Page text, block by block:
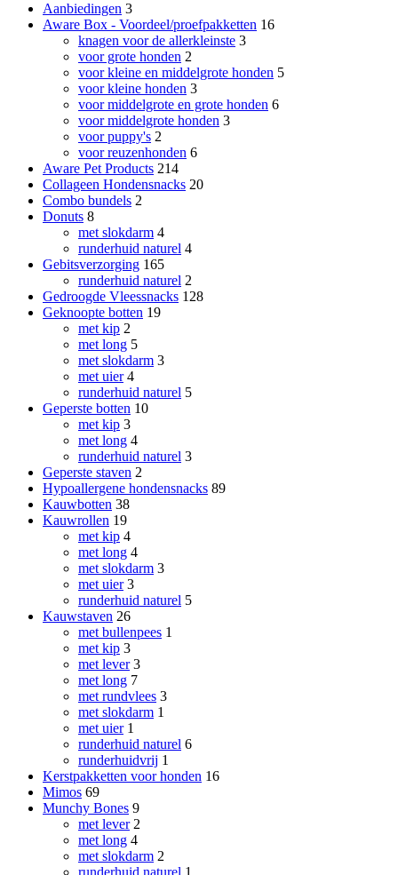
Aanbiedingen 3
Aware Box - Voordeel/proefpakketten 16
knagen voor de allerkleinste 3
voor grote honden 2
voor kleine en middelgrote honden 5
voor kleine honden 3
voor middelgrote en grote honden 6
voor middelgrote honden 3
voor puppy's 2
voor reuzenhonden 6
Aware Pet Products 214
Collageen Hondensnacks 20
Combo bundels 2
Donuts 8
met slokdarm 4
runderhuid naturel 4
Gebitsverzorging 165
runderhuid naturel 2
Gedroogde Vleessnacks 128
Geknoopte botten 19
met kip 2
met long 5
met slokdarm 3
met uier 4
runderhuid naturel 5
Geperste botten 10
met kip 3
met long 4
runderhuid naturel 3
Geperste staven 2
Hypoallergene hondensnacks 89
Kauwbotten 38
Kauwrollen 19
met kip 4
met long 4
met slokdarm 3
met uier 3
runderhuid naturel 5
Kauwstaven 26
met bullenpees 1
met kip 3
met lever 3
met long 7
met rundvlees 3
met slokdarm 1
met uier 1
runderhuid naturel 6
runderhuidvrij 1
Kerstpakketten voor honden 16
Mimos 69
Munchy Bones 9
met lever 2
met long 4
met slokdarm 2